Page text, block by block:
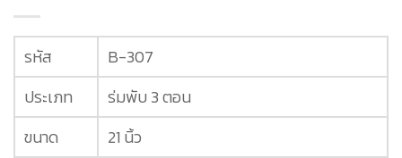
รหัส
B-307
ประเภท
ร่มพับ 3 ตอน
ขนาด
21 นิ้ว